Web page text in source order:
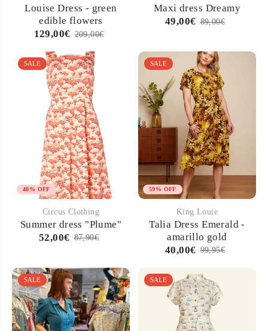
Louise Dress - green
edible flowers
129,00€ 209,00€
Maxi dress Dreamy
49,00€ 89,00€
40% OFF
SALE
Circus Clothing
Summer dress "Plume"
52,00€ 87,90€
59% OFF
SALE
King Louie
Talia Dress Emerald -
amarillo gold
40,00€ 99,95€
SALE SALE